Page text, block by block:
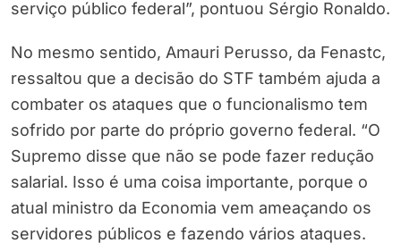
serviço público federal”, pontuou Sérgio Ronaldo.
No mesmo sentido, Amauri Perusso, da Fenastc,
ressaltou que a decisão do STF também ajuda a
combater os ataques que o funcionalismo tem
sofrido por parte do próprio governo federal. “O
Supremo disse que não se pode fazer redução
salarial. Isso é uma coisa importante, porque o
atual ministro da Economia vem ameaçando os
servidores públicos e fazendo vários ataques.